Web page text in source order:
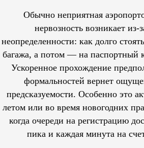
Обычно неприятная
нервозность возникает из-
неопределенности: как долго
багажа, а потом — на паспортный
Ускоренное прохождение
формальностей вернет
предсказуемости. Особенно это
летом или во время новогодних
когда очереди на регистрацию
пика и каждая минута на